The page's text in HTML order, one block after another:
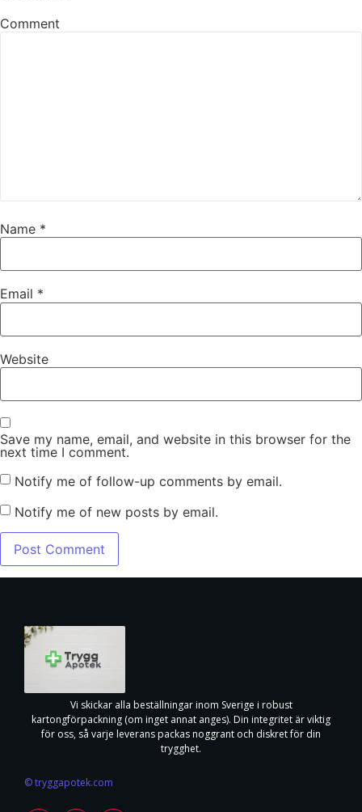
Comment
Name *
Email *
Website
Save my name, email, and website in this browser for the
next time I comment.
Notify me of follow-up comments by email.
Notify me of new posts by email.
Vi skickar alla beställningar inom Sverige i robust
kartongförpackning (om inget annat anges). Din integritet är viktig
för oss, så varje leverans packas noggrant och diskret för din
trygghet.
© tryggapotek.com